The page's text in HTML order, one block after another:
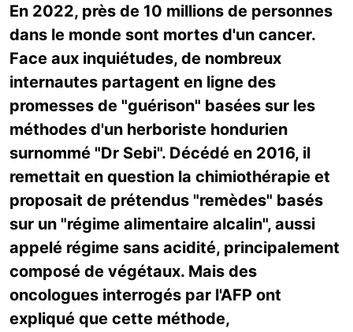
En 2022, près de 10 millions de personnes
dans le monde sont mortes d'un cancer.
Face aux inquiétudes, de nombreux
internautes partagent en ligne des
promesses de "guérison" basées sur les
méthodes d'un herboriste hondurien
surnommé "Dr Sebi". Décédé en 2016, il
remettait en question la chimiothérapie et
proposait de prétendus "remèdes" basés
sur un "régime alimentaire alcalin", aussi
appelé régime sans acidité, principalement
composé de végétaux. Mais des
oncologues interrogés par l'AFP ont
expliqué que cette méthode,